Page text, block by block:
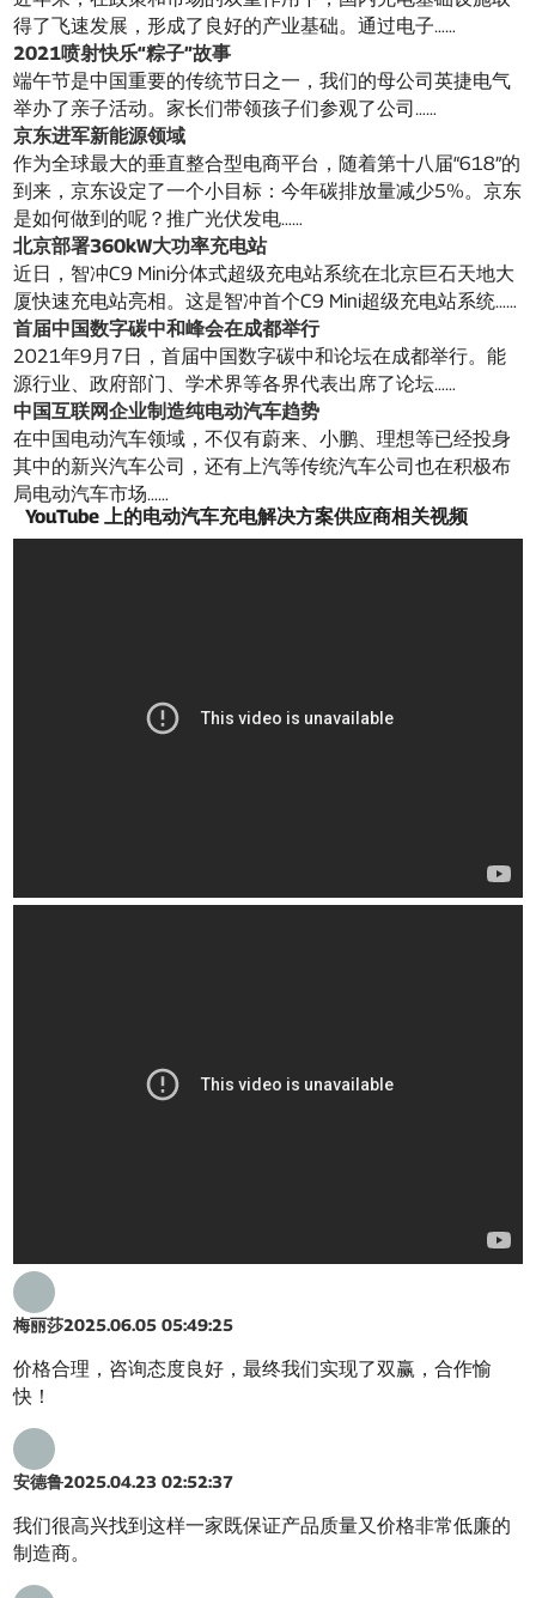
得了飞速发展，形成了良好的产业基础。通过电子……
2021喷射快乐“粽子”故事
端午节是中国重要的传统节日之一，我们的母公司英捷电气
举办了亲子活动。家长们带领孩子们参观了公司……
京东进军新能源领域
作为全球最大的垂直整合型电商平台，随着第十八届“618”的
到来，京东设定了一个小目标：今年碳排放量减少5%。京东
是如何做到的呢？推广光伏发电……
北京部署360kW大功率充电站
近日，智冲C9 Mini分体式超级充电站系统在北京巨石天地大
厦快速充电站亮相。这是智冲首个C9 Mini超级充电站系统……
首届中国数字碳中和峰会在成都举行
2021年9月7日，首届中国数字碳中和论坛在成都举行。能
源行业、政府部门、学术界等各界代表出席了论坛……
中国互联网企业制造纯电动汽车趋势
在中国电动汽车领域，不仅有蔚来、小鹏、理想等已经投身
其中的新兴汽车公司，还有上汽等传统汽车公司也在积极布
局电动汽车市场……
YouTube 上的电动汽车充电解决方案供应商相关视频
梅丽莎2025.06.05 05:49:25
价格合理，咨询态度良好，最终我们实现了双赢，合作愉
快！
安德鲁2025.04.23 02:52:37
我们很高兴找到这样一家既保证产品质量又价格非常低廉的
制造商。